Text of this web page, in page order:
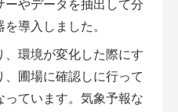
ーやデータを抽出して分
導入しました。
、環境が変化した際にす
、圃場に確認しに行って
ています。気象予報な